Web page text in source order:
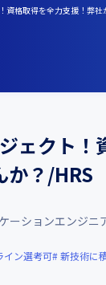
格取得を全力支援！弊
ェクト
か？/HRS
ーションエンジニ
イン選考可 新技術に